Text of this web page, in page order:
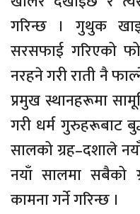
गरिन्छ । गुथुक
सरसफाई गरिएको
नरहने गरी राती नै
प्रमुख स्थानहरूमा
गरी धर्म गुरुहरूबाट
सालको ग्रह–दशाले
नयाँ सालमा सबैको
कामना गर्ने गरिन्छ ।